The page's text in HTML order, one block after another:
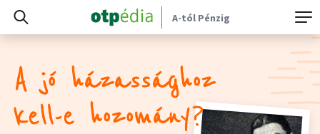
A-tól Pénzig
A jó házassághoz
kell-e hozomány?